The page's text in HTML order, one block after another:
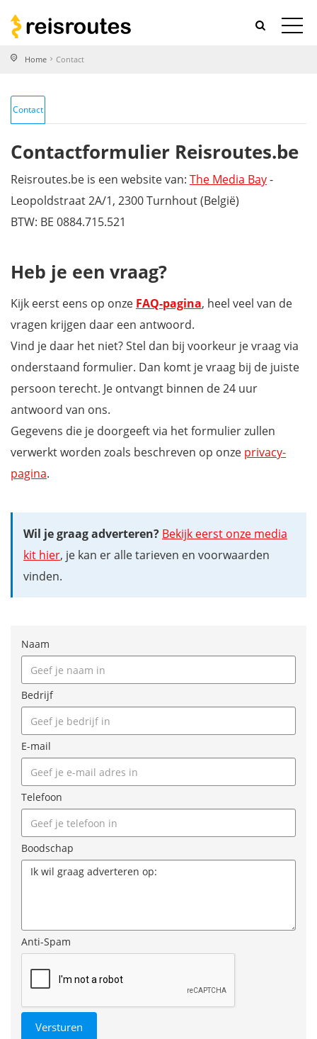
Home Contact
Contact
Contactformulier Reisroutes.be
Reisroutes.be is een website van: The Media Bay-
Leopoldstraat 2A/1, 2300 Turnhout (België)
BTW: BE 0884.715.521
Heb je een vraag?
Kijk eerst eens op onze FAQ-pagina, heel veel van de
vragen krijgen daar een antwoord.
Vind je daar het niet? Stel dan bij voorkeur je vraag via
onderstaand formulier. Dan komt je vraag bij de juiste
persoon terecht. Je ontvangt binnen de 24 uur
antwoord van ons.
Gegevens die je doorgeeft via het formulier zullen
verwerkt worden zoals beschreven op onze privacy-
pagina.
Wil je graag adverteren? Bekijk eerst onze media
kit hier, je kan er alle tarieven en voorwaarden
vinden.
Naam
Bedrijf
E-mail
Telefoon
Boodschap
Anti-Spam